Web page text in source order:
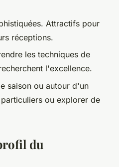
Attractifs pour
réceptions.
les techniques de
l'excellence.
saison ou autour d'un
ou explorer de
du